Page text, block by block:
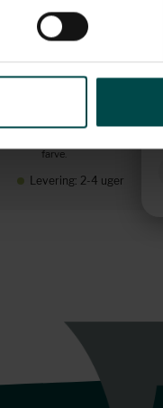
BPA-fri
termopapir
merpris på 1 kr.
farve.
Levering: 2-4 uger